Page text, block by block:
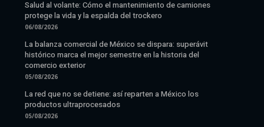
Salud al volante: Cómo el mantenimiento de camiones
protege la vida y la espalda del trockero
06/08/2026
La balanza comercial de México se dispara: superávit
histórico marca el mejor semestre en la historia del
comercio exterior
05/08/2026
La red que no se detiene: así reparten a México los
productos ultraprocesados
05/08/2026